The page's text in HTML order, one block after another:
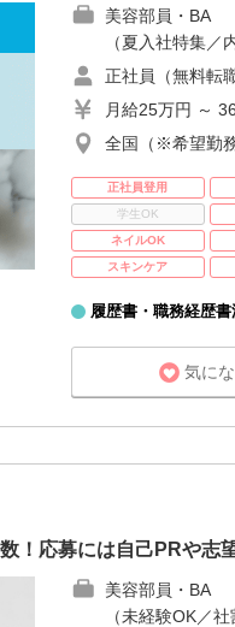
美容部員・BA
（夏入社特集／
正社員（無料転
月給25万円 ～
全国（※希望勤
正社員登用
学生OK
ネイルOK
スキンケア
履歴書・職務経歴書
気に
！応募には自己PRや志
美容部員・BA
（未経験OK／